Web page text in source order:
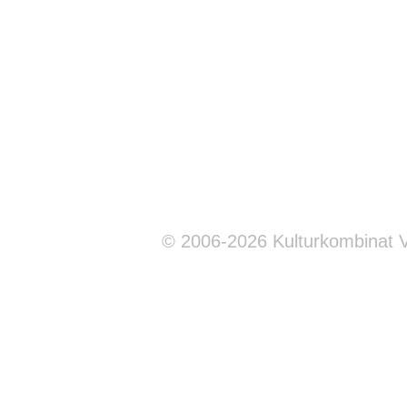
© 2006-2026